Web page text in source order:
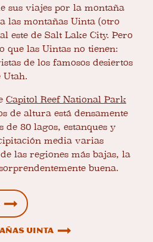
sus viajes por la montaña
las montañas Uinta (otro
este de Salt Lake City. Pero
que las Uintas no tienen:
de los famosos desiertos
Utah.
Capitol Reef National Park
de altura está densamente
80 lagos, estanques y
media varias
las regiones más bajas, la
buena.
Uinta